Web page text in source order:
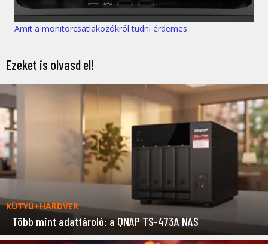
Amit a monitorcsatlakozókról tudni érdemes
Ezeket is olvasd el!
KÜTYÜ+HARDVER
Több mint adattároló: a QNAP TS-473A NAS